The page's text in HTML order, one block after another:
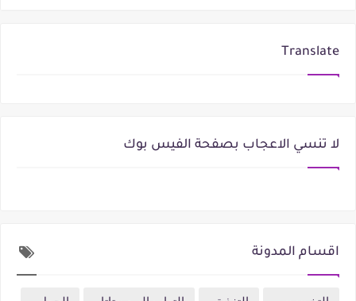
Translate
لا تنسي الاعجاب بصفحة الفيس بوك
اقسام المدونة